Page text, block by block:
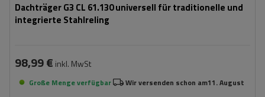
Dachträger G3 CL 61.130 universell für traditionelle und
integrierte Stahlreling
98,99 € inkl. MwSt
Große Menge verfügbar Wir versenden schon am11. August